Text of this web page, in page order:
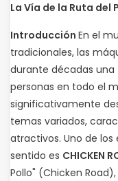
La Vía de la Ruta del
Introducción En el
tradicionales, las
durante décadas una
personas en todo el
significativamente
temas variados,
atractivos. Uno de
sentido es CHICKEN
Pollo" (Chicken